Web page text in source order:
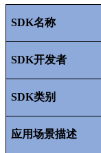
SDK名称
SDK开发者
SDK类别
应用场景描述